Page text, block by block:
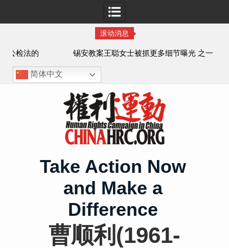
滚动消息
锡安教案王聪女士被抓更多细节曝光 之一
简体中文
Take Action Now
and Make a
Difference
曹顺利(1961-